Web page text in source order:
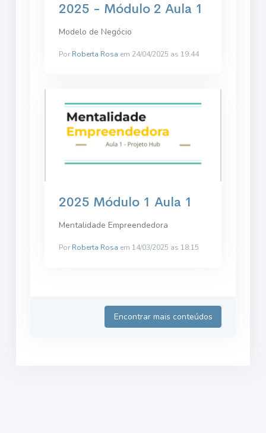
2025 - Módulo 2 Aula 1
Modelo de Negócio
Por Roberta Rosa em 24/04/2025 as 19:44
2025 Módulo 1 Aula 1
Mentalidade Empreendedora
Por Roberta Rosa em 14/03/2025 as 18:15
Encontrar mais conteúdos